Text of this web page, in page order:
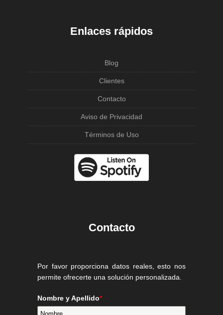
Enlaces rápidos
Blog
Clientes
Contacto
Aviso de Privacidad
Términos de Uso
Contacto
Por favor proporciona datos reales, esto nos
permite ofrecerte una solución personalizada.
Nombre y Apellido*